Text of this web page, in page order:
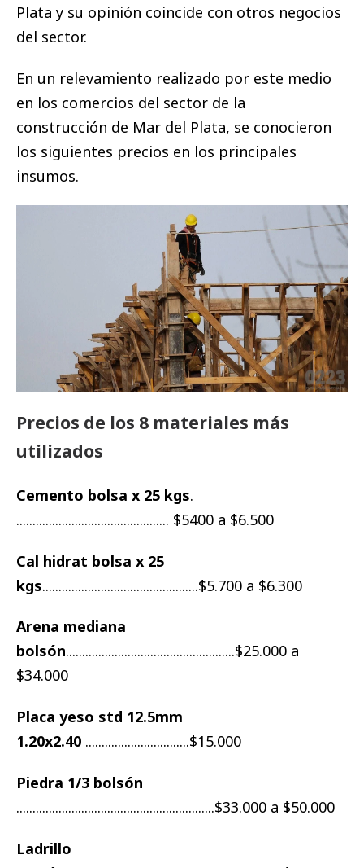
Plata y su opinión coincide con otros negocios
del sector.
En un relevamiento realizado por este medio
en los comercios del sector de la
construcción de Mar del Plata, se conocieron
los siguientes precios en los principales
insumos.
Precios de los 8 materiales más
utilizados
Cemento bolsa x 25 kgs.
............................................... $5400 a $6.500
Cal hidrat bolsa x 25
kgs................................................$5.700 a $6.300
Arena mediana
bolsón....................................................$25.000 a
$34.000
Placa yeso std 12.5mm
1.20x2.40 ................................$15.000
Piedra 1/3 bolsón
.............................................................$33.000 a $50.000
Ladrillo